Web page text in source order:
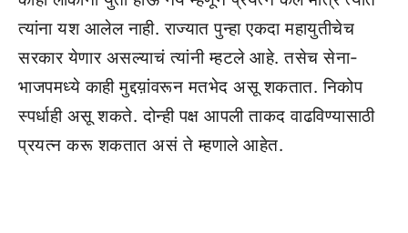
त्यांना यश आलेल नाही. राज्यात पुन्हा एकदा महायुतीचेच
सरकार येणार असल्याचं त्यांनी म्हटले आहे. तसेच सेना-
भाजपमध्ये काही मुद्दय़ांवरून मतभेद असू शकतात. निकोप
स्पर्धाही असू शकते. दोन्ही पक्ष आपली ताकद वाढविण्यासाठी
प्रयत्न करू शकतात असं ते म्हणाले आहेत.